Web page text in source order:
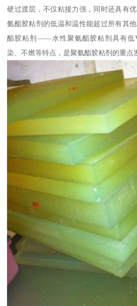
硬过渡层，不仅粘接力强，同时还具有
氨酯胶粘剂的低温和温性能超过所有其
酯胶粘剂——水性聚氨酯胶粘剂具有低
染、不燃等特点，是聚氨酯胶粘剂的重点